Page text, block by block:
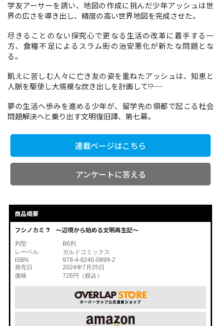
コミックエッセイ
学友アーサーを誘い、地図の作成に挑んだ少年アッシュは世
界の広さを導き出し、精度の高い世界地図を完成させた。
尽きることのない探究心で更なる生活の改革に着手する一
方、食糧不足によるスラム街の治安悪化が新たな問題とな
る。
飢えに苦しむ人々に亡き友の姿を重ねたアッシュは、知恵と
人脈を駆使し大規模な炊き出しを計画して――!?
夢の生活へ歩みを進める少年が、留学先の領都で起こる社会
問題解決へと乗り出す文明復旧譚、第七幕。
連載ページはこちら
アンケートに答える
商品概要
フシノカミ 7 ～辺境から始める文明再生記～
判型
B6判
レーベル
ガルドコミックス
ISBN
978-4-8240-0899-2
発売日
2024年7月25日
価格
726円（税込）